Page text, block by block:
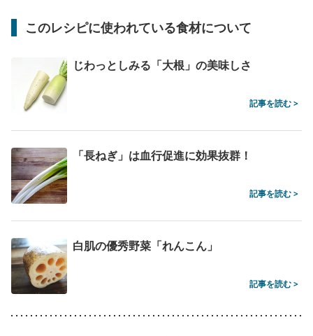
このレシピに使われている食材について
じわっとしみる「大根」の美味しさ
記事を読む >
「長ねぎ」は血行促進に効果抜群！
記事を読む >
白肌の優秀野菜「れんこん」
記事を読む >